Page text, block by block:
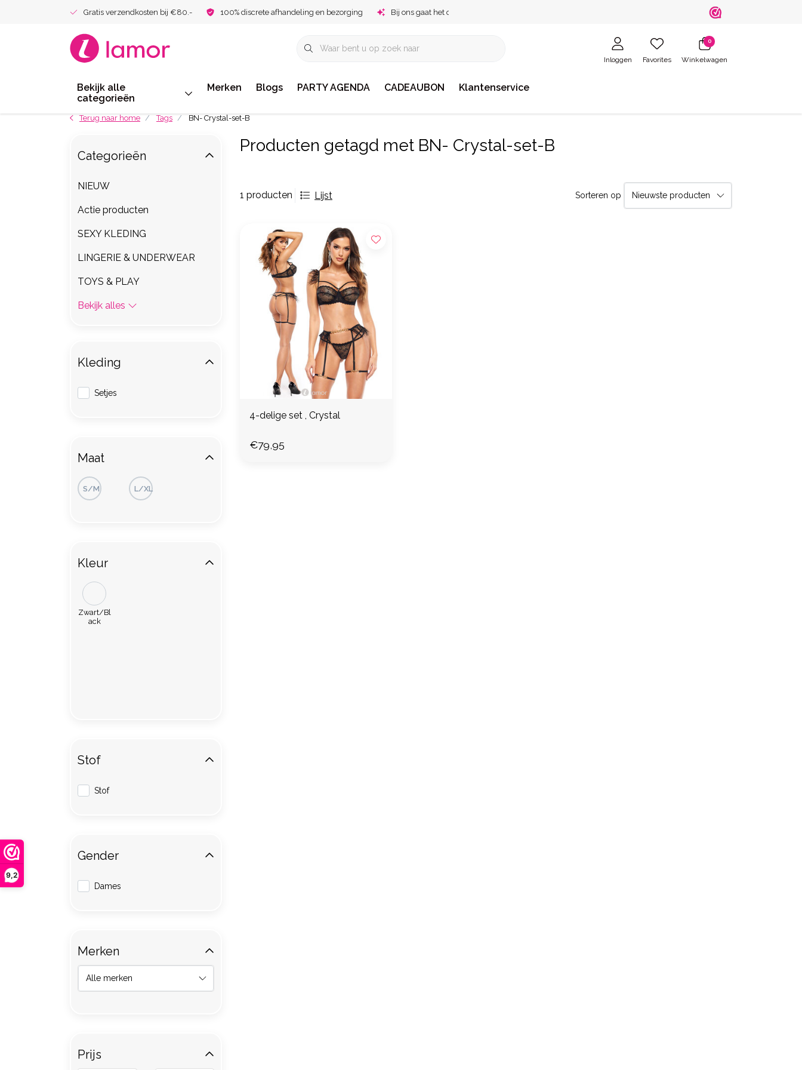
9,2
Gratis verzendkosten bij €80.- 100% discrete afhandeling en bezorging Bij ons gaat het om jou!
Inloggen Favorites
0
Winkelwagen
Bekijk alle
categorieën
Merken Blogs PARTY AGENDA CADEAUBON Klantenservice
Terug naar home Tags BN- Crystal-set-B
Producten getagd met BN- Crystal-set-B
1 producten Lijst Sorteren op
4-delige set , Crystal
€79,95
Categorieën
NIEUW
Actie producten
SEXY KLEDING
LINGERIE & UNDERWEAR
TOYS & PLAY
Bekijk alles
Kleding
Setjes
Maat
S/M L/XL
Kleur
Zwart/Bl
ack
Stof
Stof
Gender
Dames
Merken
Prijs